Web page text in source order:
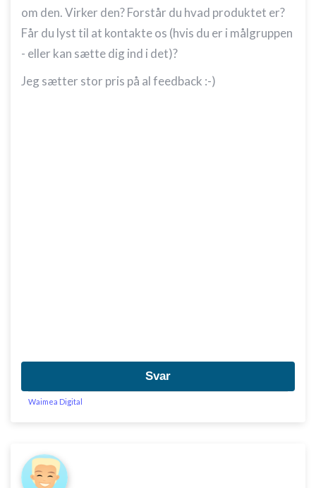
om den. Virker den? Forstår du hvad produktet er?
Får du lyst til at kontakte os (hvis du er i målgruppen
- eller kan sætte dig ind i det)?
Jeg sætter stor pris på al feedback :-)
Svar
Waimea Digital